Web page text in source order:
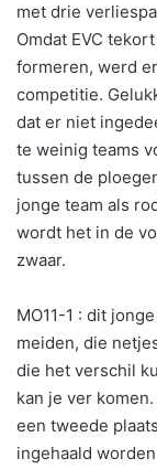
met drie
Omdat EVC
formeren, werd
competitie.
dat er niet
te weinig teams
tussen de
jonge team als
wordt het in de
zwaar.
MO11-1 : dit
meiden, die
die het verschil
kan je ver
een tweede
ingehaald